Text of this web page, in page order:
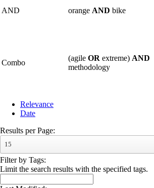
AND orange AND bike
Combo
(agile OR extreme) AND
methodology
Relevance
Date
Results per Page:
15
Filter by Tags:
Limit the search results with the specified tags.